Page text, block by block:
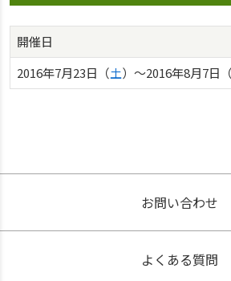
開催日
2016年7月23日（土）〜2016年8月7日（
お問い合わせ
よくある質問